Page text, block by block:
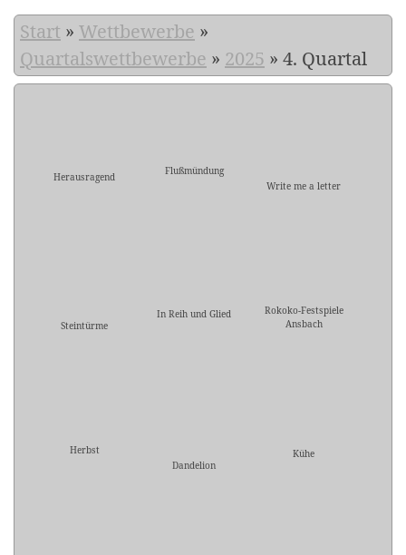
Start » Wettbewerbe »
Quartalswettbewerbe » 2025 » 4. Quartal
Herausragend
Flußmündung
Write me a letter
Steintürme
In Reih und Glied
Rokoko-Festspiele
Ansbach
Herbst
Dandelion
Kühe